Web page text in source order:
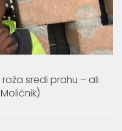
sredi prahu – ali